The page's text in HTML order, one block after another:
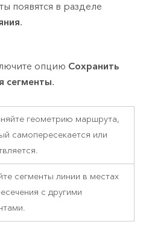
появятся в разделе
.
опцию Сохранить
сегменты.
геометрию маршрута,
самопересекается или
сегменты линии в местах
с другими